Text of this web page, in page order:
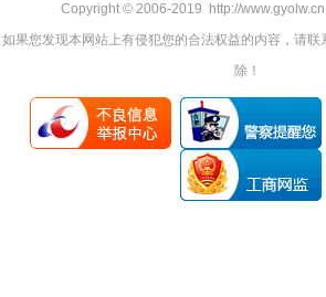
Copyright © 2006-2019 http://
如果您发现本网站上有侵犯您的合法权益的内容，请联
除！